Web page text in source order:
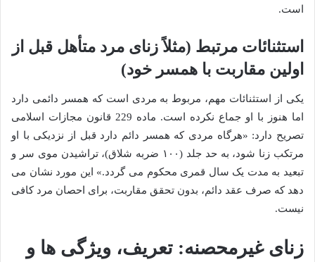
است.
استثنائات مرتبط (مثلاً زنای مرد متأهل قبل از
اولین مقاربت با همسر خود)
یکی از استثنائات مهم، مربوط به مردی است که همسر دائمی دارد
اما هنوز با او جماع نکرده است. ماده 229 قانون مجازات اسلامی
تصریح دارد: «هرگاه مردی که همسر دائم دارد قبل از نزدیکی با او
مرتکب زنا شود، به حد جلد (۱۰۰ ضربه شلاق)، تراشیدن موی سر و
تبعید به مدت یک سال قمری محکوم می گردد.» این مورد نشان می
دهد که صرف عقد دائم، بدون تحقق مقاربت، برای احصان مرد کافی
نیست.
زنای غیرمحصنه: تعریف، ویژگی ها و